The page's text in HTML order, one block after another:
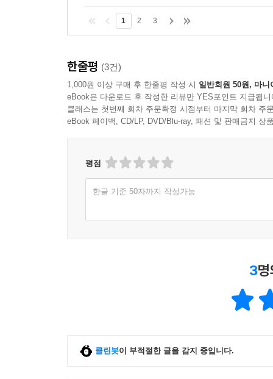
1 2 3
한줄평 (3건)
1,000원 이상 구매 후 한줄평 작성 시 일반회원 50원, 마니
eBook은 다운로드 후 작성한 리뷰만 YES포인트 지급됩니
클래스는 첫번째 회차 주문확정 시점부터 마지막 회차 주
eBook 페이백, CD/LP, DVD/Blu-ray, 패션 및 판매금지 상
평점
한글 기준 50자까지 작성가능
3
클린봇이 부적절한 글을 감지 중입니다.